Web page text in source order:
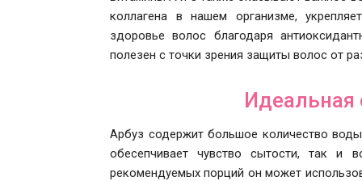
коллагена в нашем организме,
здоровье волос благодаря
полезен с точки зрения защиты волос от
Идеальная
Арбуз содержит большое количество
обесепчивает чувство сытости, так и
рекомендуемых порций он может